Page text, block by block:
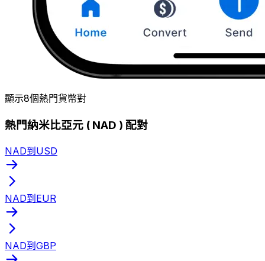
顯示8個熱門貨幣對
熱門納米比亞元 ( NAD ) 配對
NAD到USD
NAD到EUR
NAD到GBP